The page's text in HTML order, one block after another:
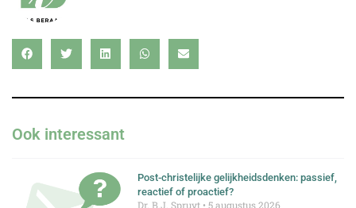
Ook interessant
Post-christelijke gelijkheidsdenken: passief,
reactief of proactief?
Dr. B.J. Spruyt 5 augustus 2026